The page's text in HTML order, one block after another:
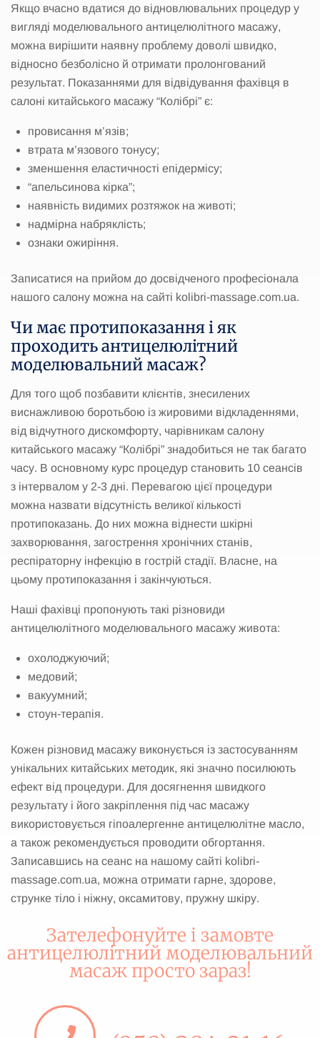
Якщо вчасно вдатися до відновлювальних процедур у
вигляді моделювального антицелюлітного масажу,
можна вирішити наявну проблему доволі швидко,
відносно безболісно й отримати пролонгований
результат. Показаннями для відвідування фахівця в
салоні китайського масажу “Колібрі” є:
провисання м’язів;
втрата м’язового тонусу;
зменшення еластичності епідермісу;
“апельсинова кірка”;
наявність видимих ​​розтяжок на животі;
надмірна набряклість;
ознаки ожиріння.
Записатися на прийом до досвідченого професіонала
нашого салону можна на сайті kolibri-massage.com.ua.
Чи має протипоказання і як
проходить антицелюлітний
моделювальний масаж?
Для того щоб позбавити клієнтів, знесилених
виснажливою боротьбою із жировими відкладеннями,
від відчутного дискомфорту, чарівникам салону
китайського масажу “Колібрі” знадобиться не так багато
часу. В основному курс процедур становить 10 сеансів
з інтервалом у 2-3 дні. Перевагою цієї процедури
можна назвати відсутність великої кількості
протипоказань. До них можна віднести шкірні
захворювання, загострення хронічних станів,
респіраторну інфекцію в гострій стадії. Власне, на
цьому протипоказання і закінчуються.
Наші фахівці пропонують такі різновиди
антицелюлітного моделювального масажу живота:
охолоджуючий;
медовий;
вакуумний;
стоун-терапія.
Кожен різновид масажу виконується із застосуванням
унікальних китайських методик, які значно посилюють
ефект від процедури. Для досягнення швидкого
результату і його закріплення під час масажу
використовується гіпоалергенне антицелюлітне масло,
а також рекомендується проводити обгортання.
Записавшись на сеанс на нашому сайті kolibri-
massage.com.ua, можна отримати гарне, здорове,
струнке тіло і ніжну, оксамитову, пружну шкіру.
Зателефонуйте і замовте
антицелюлітний моделювальний
масаж просто зараз!